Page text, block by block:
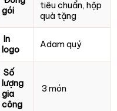
gói
tiêu chuẩn, hộp
quà tặng
In
logo
Adam quý
Số
lượng
gia
công
3 món